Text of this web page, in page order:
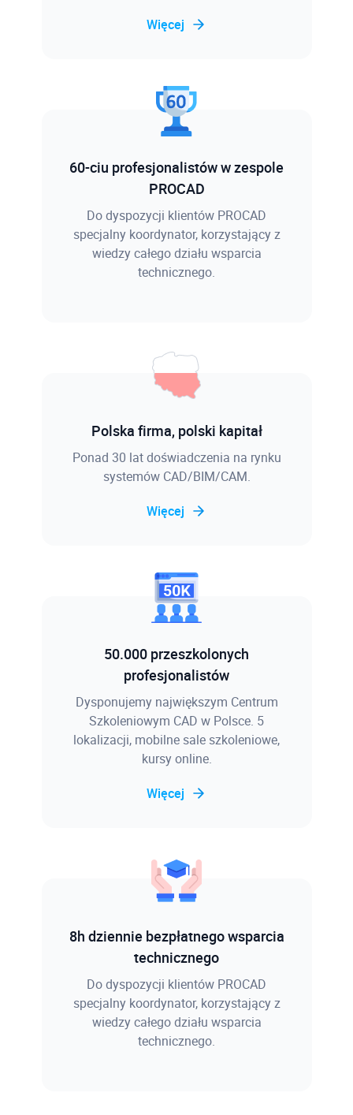
Więcej
60-ciu profesjonalistów w zespole
PROCAD
Do dyspozycji klientów PROCAD
specjalny koordynator, korzystający z
wiedzy całego działu wsparcia
technicznego.
Polska firma, polski kapitał
Ponad 30 lat doświadczenia na rynku
systemów CAD/BIM/CAM.
Więcej
50.000 przeszkolonych
profesjonalistów
Dysponujemy największym Centrum
Szkoleniowym CAD w Polsce. 5
lokalizacji, mobilne sale szkoleniowe,
kursy online.
Więcej
8h dziennie bezpłatnego wsparcia
technicznego
Do dyspozycji klientów PROCAD
specjalny koordynator, korzystający z
wiedzy całego działu wsparcia
technicznego.